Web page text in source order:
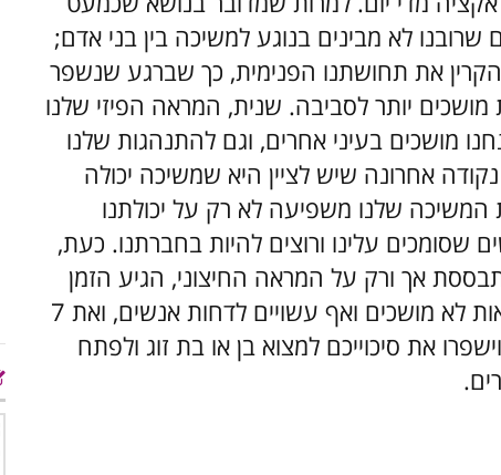
שרובנו לא מבינים בנוגע למשיכה בין בני אדם;
את תחושתנו הפנימית, כך שברגע שנשפר
מושכים יותר לסביבה. שנית, המראה הפיזי שלנו
מושכים בעיני אחרים, וגם להתנהגות שלנו
אחרונה שיש לציין היא שמשיכה יכולה
המשיכה שלנו משפיעה לא רק על יכולתנו
שסומכים עלינו ורוצים להיות בחברתנו. כעת,
אך ורק על המראה החיצוני, הגיע הזמן
להכיר את 7 המנהגים שגורמים לנו להראות לא מושכים ואף עשויים לדחות אנשים, ואת 7
את סיכוייכם למצוא בן או בת זוג ולפתח